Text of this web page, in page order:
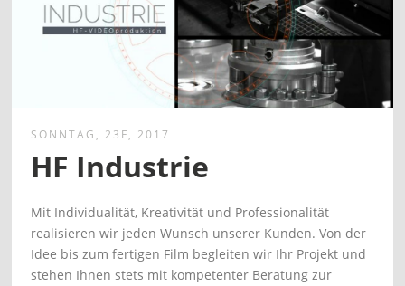
SONNTAG, 23F, 2017
HF Industrie
Mit Individualität, Kreativität und Professionalität
realisieren wir jeden Wunsch unserer Kunden. Von der
Idee bis zum fertigen Film begleiten wir Ihr Projekt und
stehen Ihnen stets mit kompetenter Beratung zur